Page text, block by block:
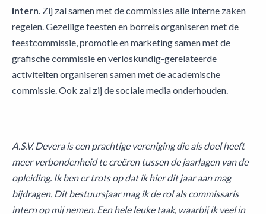
intern. Zij zal samen met de commissies alle interne zaken
regelen. Gezellige feesten en borrels organiseren met de
feestcommissie, promotie en marketing samen met de
grafische commissie en verloskundig-gerelateerde
activiteiten organiseren samen met de academische
commissie. Ook zal zij de sociale media onderhouden.
A.S.V. Devera is een prachtige vereniging die als doel heeft
meer verbondenheid te creëren tussen de jaarlagen van de
opleiding. Ik ben er trots op dat ik hier dit jaar aan mag
bijdragen. Dit bestuursjaar mag ik de rol als commissaris
intern op mij nemen. Een hele leuke taak, waarbij ik veel in